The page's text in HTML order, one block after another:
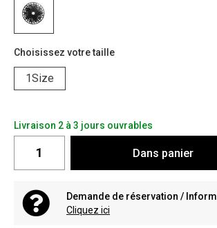
Choisissez votre taille
1Size
Livraison 2 à 3 jours ouvrables
Dans panier
Demande de réservation /
Cliquez ici